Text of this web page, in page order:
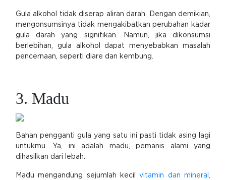
Gula alkohol tidak diserap aliran darah. Dengan demikian,
mengonsumsinya tidak mengakibatkan perubahan kadar
gula darah yang signifikan. Namun, jika dikonsumsi
berlebihan, gula alkohol dapat menyebabkan masalah
pencernaan, seperti diare dan kembung.
3. Madu
Bahan pengganti gula yang satu ini pasti tidak asing lagi
untukmu. Ya, ini adalah madu, pemanis alami yang
dihasilkan dari lebah.
Madu mengandung sejumlah kecilvitamin dan mineral,